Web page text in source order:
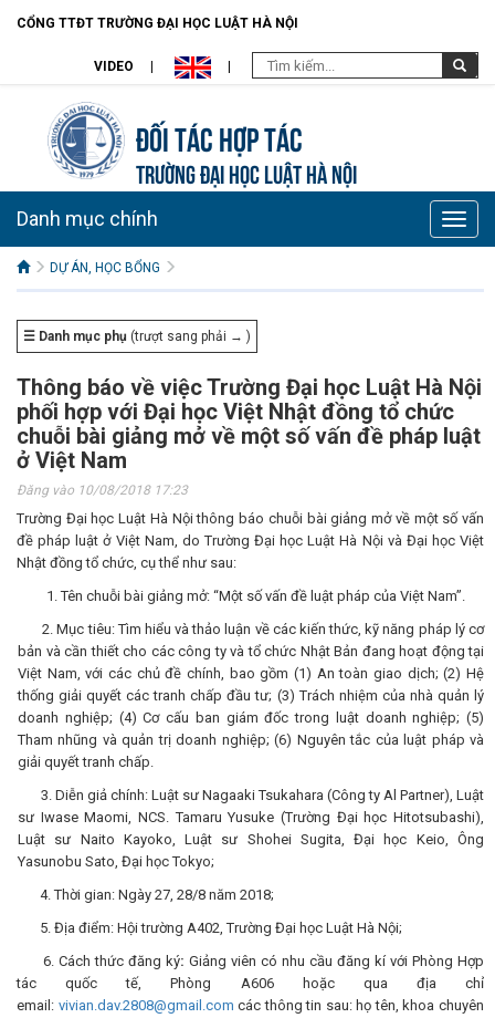
CỔNG TTĐT TRƯỜNG ĐẠI HỌC LUẬT HÀ NỘI
VIDEO
Đối tác hợp tác
TRƯỜNG ĐẠI HỌC LUẬT HÀ NỘI
Toggle
Danh mục chính
DỰ ÁN, HỌC BỔNG
☰ Danh mục phụ (trượt sang phải → )
Thông báo về việc Trường Đại học Luật Hà Nội
phối hợp với Đại học Việt Nhật đồng tổ chức
chuỗi bài giảng mở về một số vấn đề pháp luật
ở Việt Nam
Đăng vào 10/08/2018 17:23
Trường Đại học Luật Hà Nội thông báo chuỗi bài giảng mở về một số vấn
đề pháp luật ở Việt Nam, do Trường Đại học Luật Hà Nội và Đại học Việt
Nhật đồng tổ chức, cụ thể như sau:
Tên chuỗi bài giảng mở: “Một số vấn đề luật pháp của Việt Nam”.
2. Mục tiêu: Tìm hiểu và thảo luận về các kiến thức, kỹ năng pháp lý cơ
bản và cần thiết cho các công ty và tổ chức Nhật Bản đang hoạt động tại
Việt Nam, với các chủ đề chính, bao gồm (1) An toàn giao dịch; (2) Hệ
thống giải quyết các tranh chấp đầu tư; (3) Trách nhiệm của nhà quản lý
doanh nghiệp; (4) Cơ cấu ban giám đốc trong luật doanh nghiệp; (5)
Tham nhũng và quản trị doanh nghiệp; (6) Nguyên tắc của luật pháp và
giải quyết tranh chấp.
3. Diễn giả chính: Luật sư Nagaaki Tsukahara (Công ty Al Partner), Luật
sư Iwase Maomi, NCS. Tamaru Yusuke (Trường Đại học Hitotsubashi),
Luật sư Naito Kayoko, Luật sư Shohei Sugita, Đại học Keio, Ông
Yasunobu Sato, Đại học Tokyo;
4. Thời gian: Ngày 27, 28/8 năm 2018;
5. Địa điểm: Hội trường A402, Trường Đại học Luật Hà Nội;
6. Cách thức đăng ký: Giảng viên có nhu cầu đăng kí với Phòng Hợp
tác quốc tế, Phòng A606 hoặc qua địa chỉ
email: vivian.dav.2808@gmail.com các thông tin sau: họ tên, khoa chuyên